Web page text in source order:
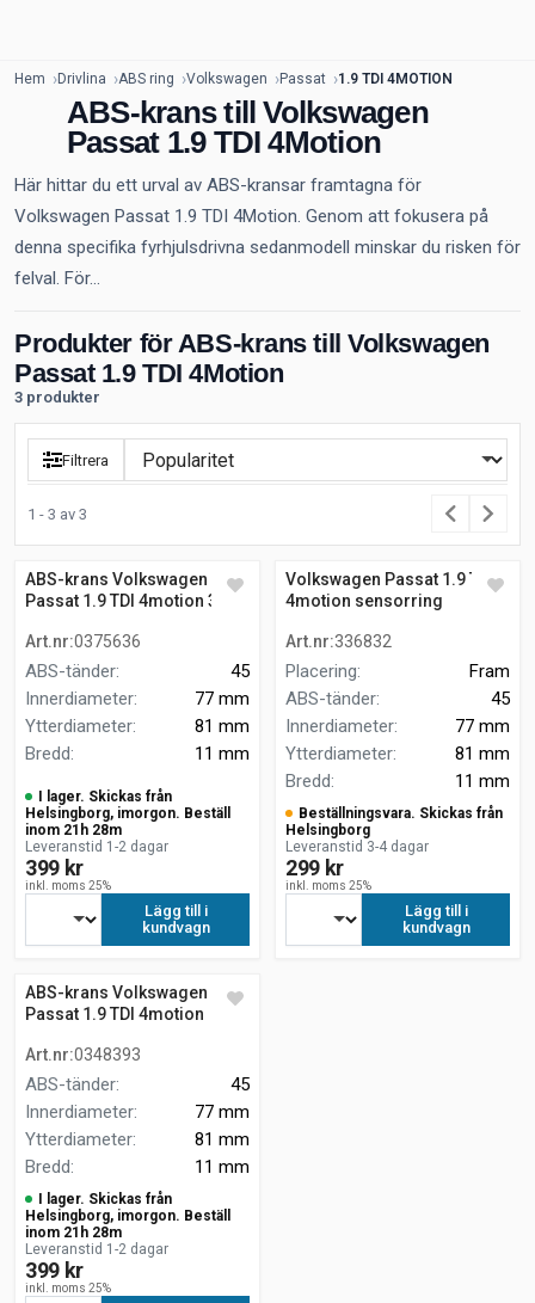
Hem Drivlina ABS ring Volkswagen Passat 1.9 TDI 4MOTION
ABS-krans till Volkswagen
Passat 1.9 TDI 4Motion
Här hittar du ett urval av ABS-kransar framtagna för
Volkswagen Passat 1.9 TDI 4Motion. Genom att fokusera på
denna specifika fyrhjulsdrivna sedanmodell minskar du risken för
felval. För...
Produkter för ABS-krans till Volkswagen
Passat 1.9 TDI 4Motion
3 produkter
Filtrera
1 - 3 av 3
ABS-krans Volkswagen
Passat 1.9 TDI 4motion 3B3
Art.nr:0375636
ABS-tänder:
45
Innerdiameter:
77 mm
Ytterdiameter:
81 mm
Bredd: 11 mm
I lager. Skickas från
Helsingborg, imorgon. Beställ
inom 21h 28m
Leveranstid 1-2 dagar
399 kr
inkl. moms 25%
Lägg till i
kundvagn
Volkswagen Passat 1.9 TDI
4motion sensorring
Art.nr:336832
Placering:
Fram
ABS-tänder:
45
Innerdiameter:
77 mm
Ytterdiameter:
81 mm
Bredd: 11 mm
Beställningsvara. Skickas från
Helsingborg
Leveranstid 3-4 dagar
299 kr
inkl. moms 25%
Lägg till i
kundvagn
ABS-krans Volkswagen
Passat 1.9 TDI 4motion
Art.nr:0348393
ABS-tänder:
45
Innerdiameter:
77 mm
Ytterdiameter:
81 mm
Bredd: 11 mm
I lager. Skickas från
Helsingborg, imorgon. Beställ
inom 21h 28m
Leveranstid 1-2 dagar
399 kr
inkl. moms 25%